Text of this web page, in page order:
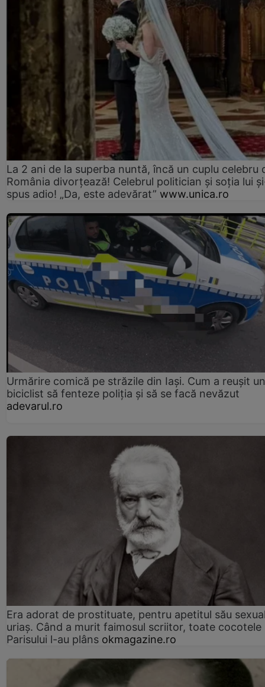
La 2 ani de la superba nuntă, încă un cuplu celebru
România divorțează! Celebrul politician și soția lui
spus adio! „Da, este adevărat” www.unica.ro
Urmărire comică pe străzile din Iași. Cum a reușit un
biciclist să fenteze poliția și să se facă nevăzut
adevarul.ro
Era adorat de prostituate, pentru apetitul său
uriaș. Când a murit faimosul scriitor, toate cocotele
Parisului l-au plâns okmagazine.ro